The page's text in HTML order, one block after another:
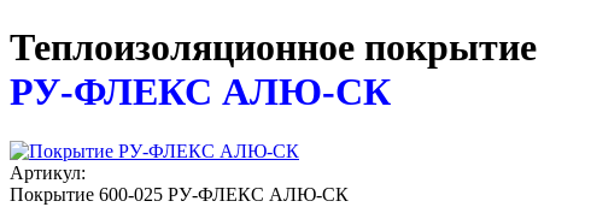
Теплоизоляционное покрытие
РУ‑ФЛЕКС АЛЮ-СК
Артикул:
Покрытие 600-025 РУ-ФЛЕКС АЛЮ-СК